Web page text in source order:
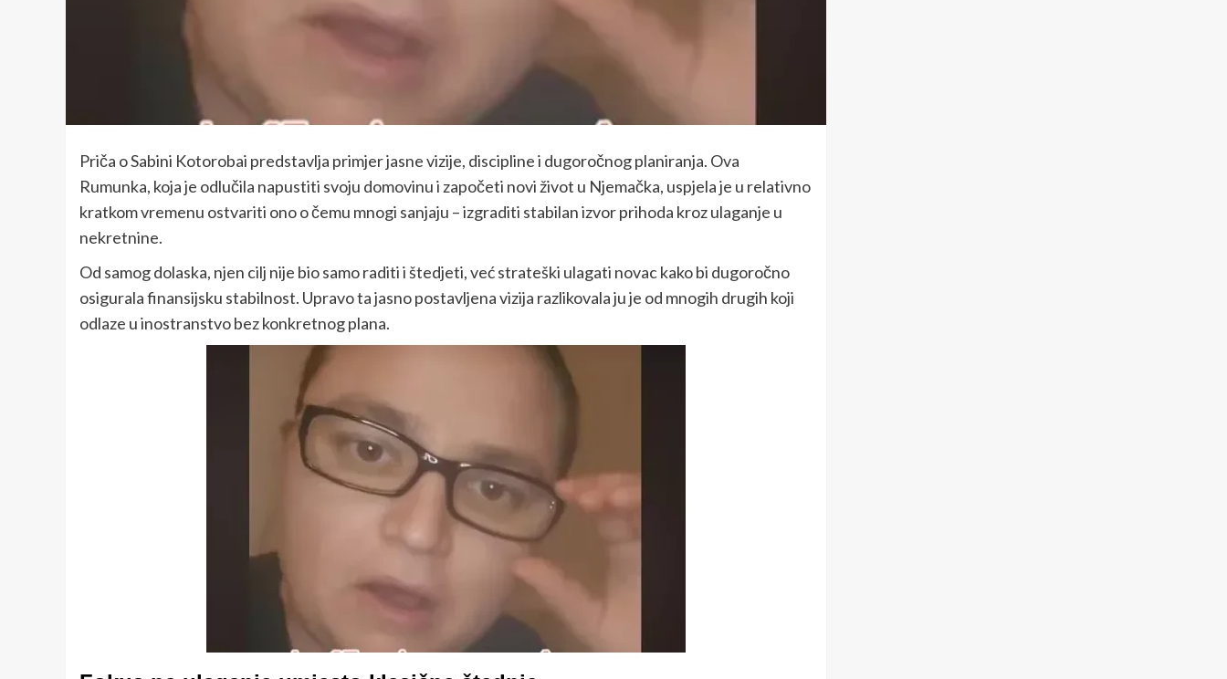
Priča o Sabini Kotorobai predstavlja primjer jasne vizije, discipline i dugoročnog planiranja. Ova
Rumunka, koja je odlučila napustiti svoju domovinu i započeti novi život u Njemačka, uspjela je u relativno
kratkom vremenu ostvariti ono o čemu mnogi sanjaju – izgraditi stabilan izvor prihoda kroz ulaganje u
nekretnine.
Od samog dolaska, njen cilj nije bio samo raditi i štedjeti, već strateški ulagati novac kako bi dugoročno
osigurala finansijsku stabilnost. Upravo ta jasno postavljena vizija razlikovala ju je od mnogih drugih koji
odlaze u inostranstvo bez konkretnog plana.